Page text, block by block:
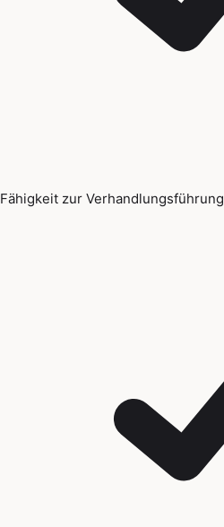
Fähigkeit zur Verhandlungsführung